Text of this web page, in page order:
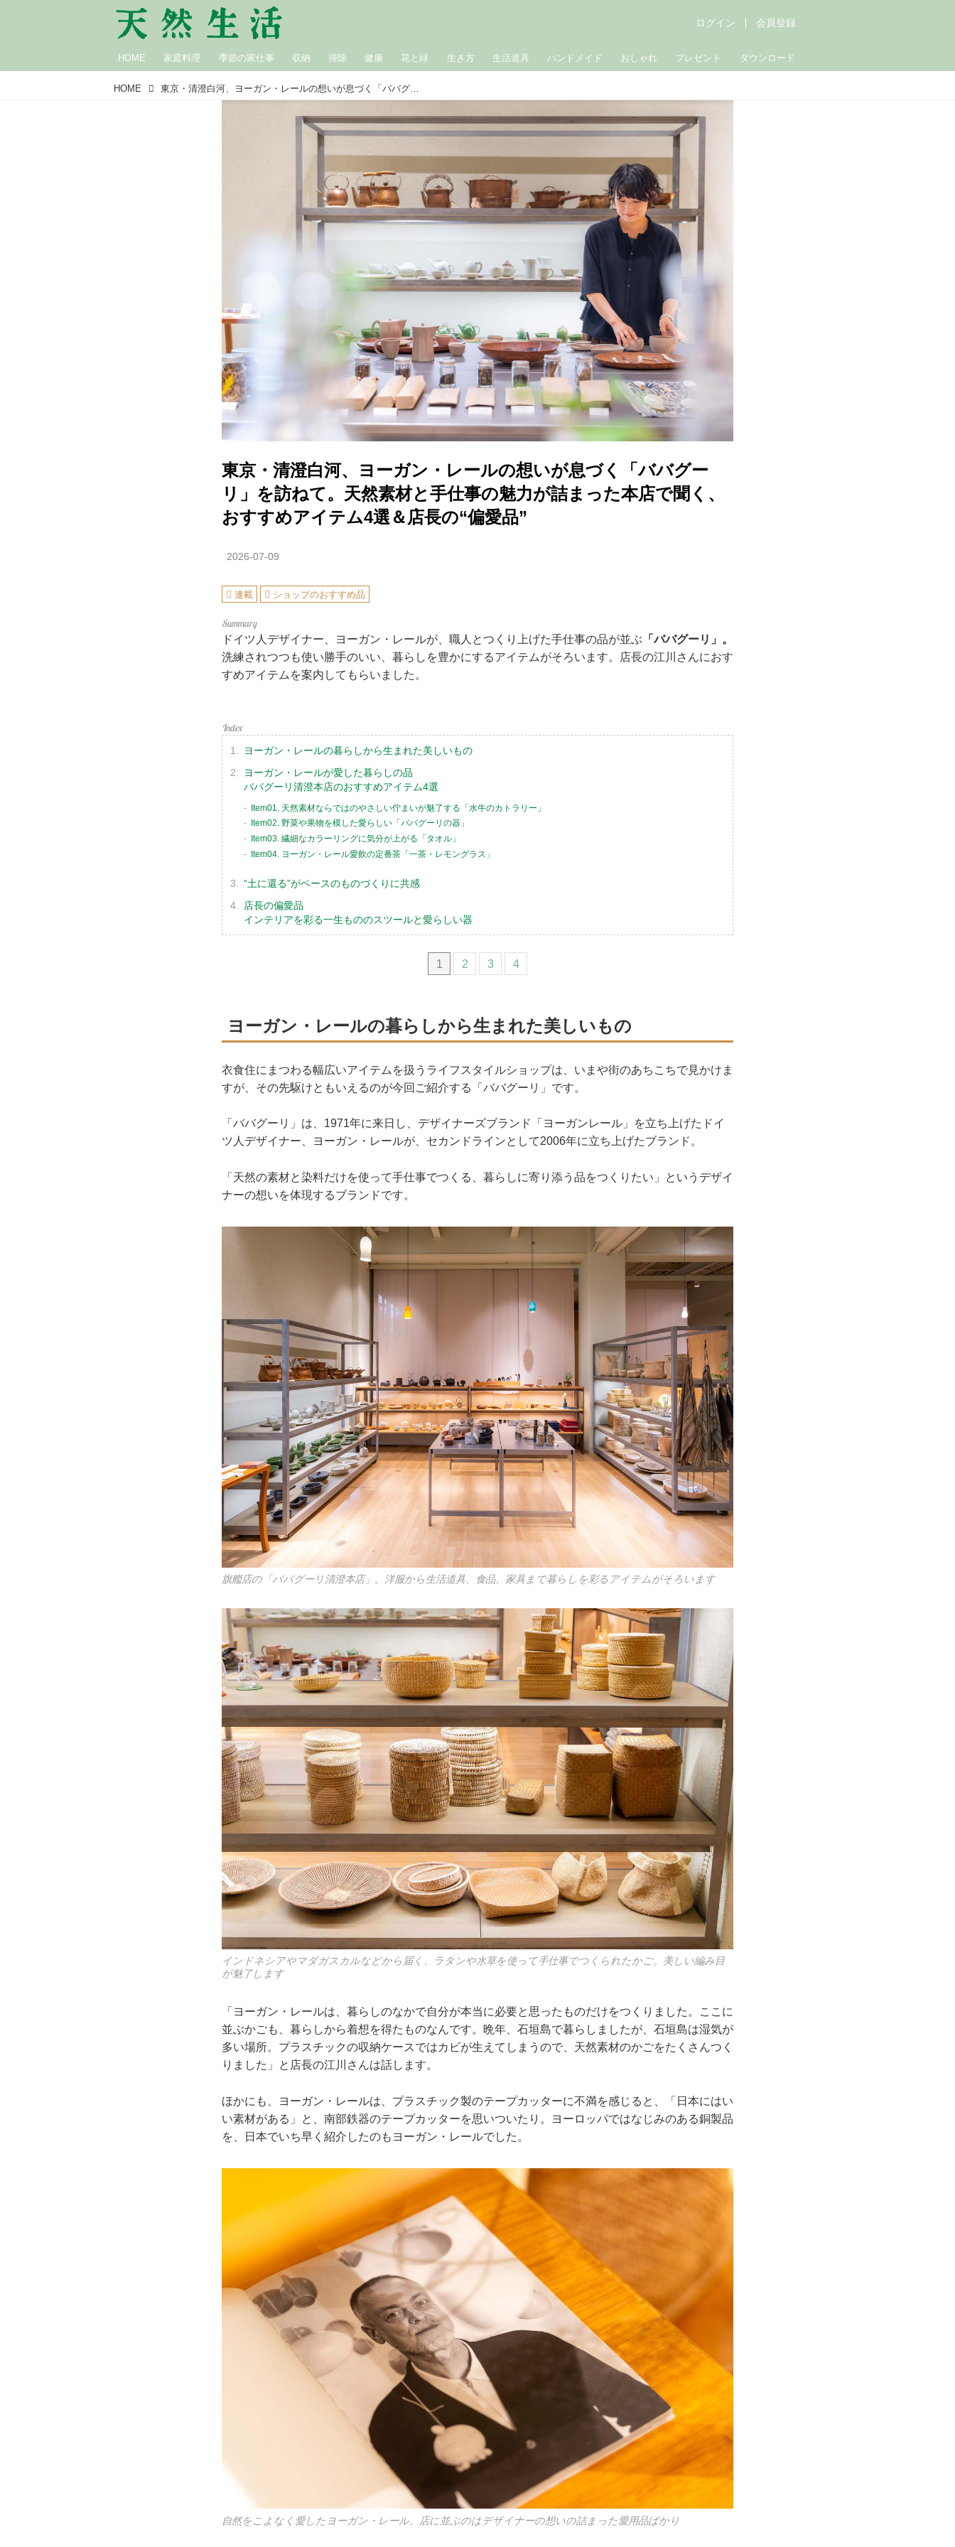
HOME 家庭料理 季節の家仕事 収納 掃除 健康 花と緑 生き方 生活道具 ハンドメイド おしゃれ プレゼント ダウンロード
ログイン 会員登録
HOME 東京・清澄白河、ヨーガン・レールの想いが息づく「ババグーリ」を訪ねて。天然素材と手仕事の魅力が詰まった本店で聞く、おすすめアイテム4選＆店長の“偏愛品”
東京・清澄白河、ヨーガン・レールの想いが息づく「ババグー
リ」を訪ねて。天然素材と手仕事の魅力が詰まった本店で聞く、
おすすめアイテム4選＆店長の“偏愛品”
2026-07-09
連載 ショップのおすすめ品
ドイツ人デザイナー、ヨーガン・レールが、職人とつくり上げた手仕事の品が並ぶ 「ババグーリ」。
洗練されつつも使い勝手のいい、暮らしを豊かにするアイテムがそろいます。店長の江川さんにおす
すめアイテムを案内してもらいました。
ヨーガン・レールの暮らしから生まれた美しいもの
ヨーガン・レールが愛した暮らしの品
ババグーリ清澄本店のおすすめアイテム4選
Item01. 天然素材ならではのやさしい佇まいが魅了する「水牛のカトラリー」
Item02. 野菜や果物を模した愛らしい「ババグーリの器」
Item03. 繊細なカラーリングに気分が上がる「タオル」
Item04. ヨーガン・レール愛飲の定番茶「一茶・レモングラス」
“土に還る”がベースのものづくりに共感
店長の偏愛品
インテリアを彩る一生もののスツールと愛らしい器
1 2 3 4
ヨーガン・レールの暮らしから生まれた美しいもの
衣食住にまつわる幅広いアイテムを扱うライフスタイルショップは、いまや街のあちこちで見かけま
すが、その先駆けともいえるのが今回ご紹介する「ババグーリ」です。
「ババグーリ」は、1971年に来日し、デザイナーズブランド「ヨーガンレール」を立ち上げたドイ
ツ人デザイナー、ヨーガン・レールが、セカンドラインとして2006年に立ち上げたブランド。
「天然の素材と染料だけを使って手仕事でつくる、暮らしに寄り添う品をつくりたい」というデザイ
ナーの想いを体現するブランドです。
旗艦店の「ババグーリ清澄本店」。洋服から生活道具、食品、家具まで暮らしを彩るアイテムがそろいます
インドネシアやマダガスカルなどから届く、ラタンや水草を使って手仕事でつくられたかご。美しい編み目
が魅了します
「ヨーガン・レールは、暮らしのなかで自分が本当に必要と思ったものだけをつくりました。ここに
並ぶかごも、暮らしから着想を得たものなんです。晩年、石垣島で暮らしましたが、石垣島は湿気が
多い場所。プラスチックの収納ケースではカビが生えてしまうので、天然素材のかごをたくさんつく
りました」と店長の江川さんは話します。
ほかにも、ヨーガン・レールは、プラスチック製のテープカッターに不満を感じると、「日本にはい
い素材がある」と、南部鉄器のテープカッターを思いついたり。ヨーロッパではなじみのある銅製品
を、日本でいち早く紹介したのもヨーガン・レールでした。
自然をこよなく愛したヨーガン・レール。店に並ぶのはデザイナーの想いの詰まった愛用品ばかり